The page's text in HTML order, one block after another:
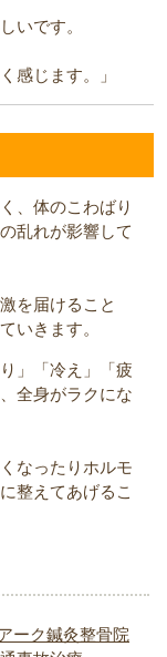
いです。
感じます。」
、体のこわばり
乱れが影響して
を届けること
いきます。
」「冷え」「疲
全身がラクにな
なったりホルモ
整えてあげるこ
ーク鍼灸整骨院